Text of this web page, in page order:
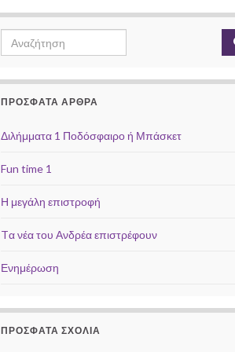
Search for:
ΠΡΌΣΦΑΤΑ ΆΡΘΡΑ
Διλήμματα 1 Ποδόσφαιρο ή Μπάσκετ
Fun time 1
Η μεγάλη επιστροφή
Tα νέα του Ανδρέα επιστρέφουν
Ενημέρωση
ΠΡΌΣΦΑΤΑ ΣΧΌΛΙΑ